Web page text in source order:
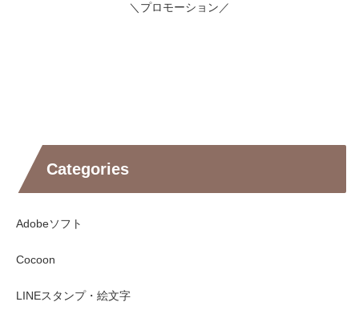
＼プロモーション／
Categories
Adobeソフト
Cocoon
LINEスタンプ・絵文字